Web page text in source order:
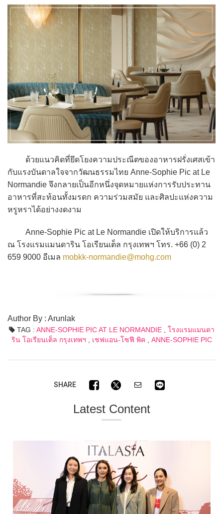
ด้วยแนวคิดที่ยึดโยงความประณีตของอาหารฝรั่งเศสเข้า
กับแรงบันดาลใจจากวัฒนธรรมไทย Anne-Sophie Pic at Le
Normandie จึงกลายเป็นอีกหนึ่งจุดหมายแห่งการรับประทาน
อาหารที่สะท้อนทั้งมรดก ความร่วมสมัย และศิลปะแห่งความ
หรูหราได้อย่างงดงาม
Anne-Sophie Pic at Le Normandie เปิดให้บริการแล้ว
ณ โรงแรมแมนดาริน โอเรียนเต็ล กรุงเทพฯ โทร. +66 (0) 2
659 9000 อีเมล mobkk-normandie@mohg.com
Author By : Arunlak
TAG : ANNE-SOPHIE PIC AT LE NORMANDIE, โรงแรมแมนดา
ริน โอเรียนเต็ล กรุงเทพฯ
เชฟแอน-โซฟี พิค, ANNE-SOPHIE PIC
SHARE
Latest Content